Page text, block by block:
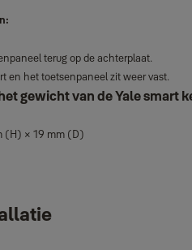
terug op de achterplaat.
en het toetsenpaneel zit weer vast.
gewicht van de Yale smart
(H) × 19 mm (D)